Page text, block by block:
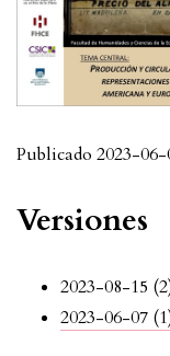
Publicado 2023-
Versiones
2023-08-15
2023-06-07